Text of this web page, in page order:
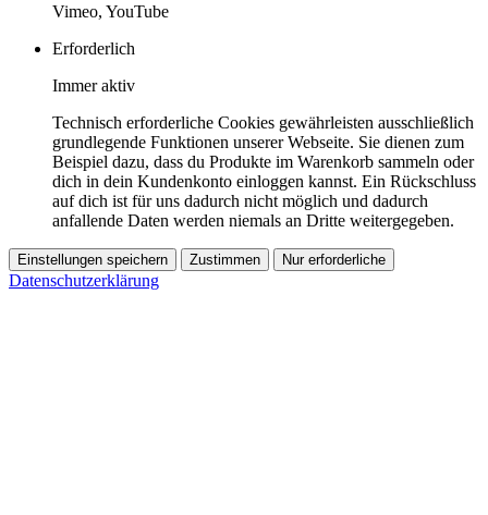
Vimeo, YouTube
Erforderlich
Immer aktiv
Technisch erforderliche Cookies gewährleisten ausschließlich
grundlegende Funktionen unserer Webseite. Sie dienen zum
Beispiel dazu, dass du Produkte im Warenkorb sammeln oder
dich in dein Kundenkonto einloggen kannst. Ein Rückschluss
auf dich ist für uns dadurch nicht möglich und dadurch
anfallende Daten werden niemals an Dritte weitergegeben.
Einstellungen speichern Zustimmen Nur erforderliche
Datenschutzerklärung